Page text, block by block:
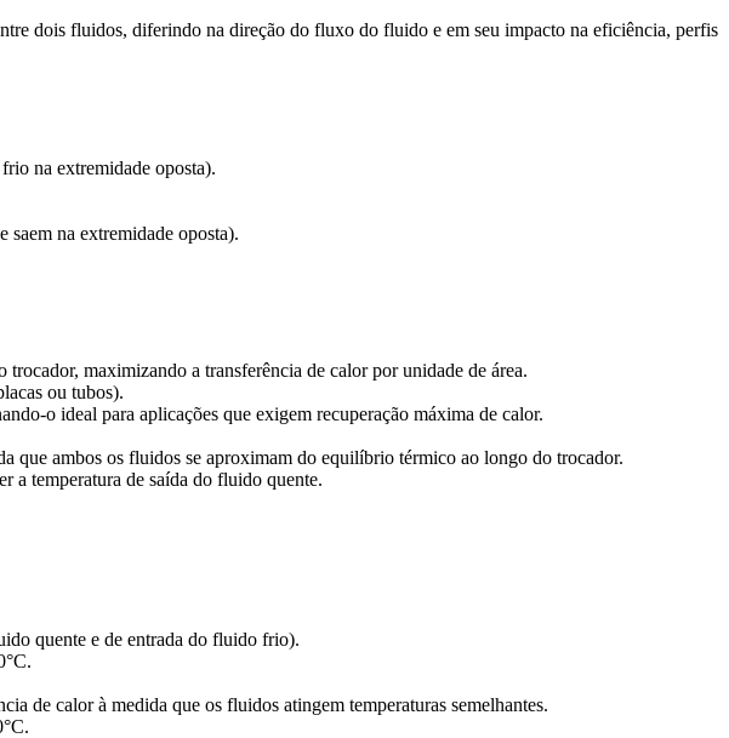
dois fluidos, diferindo na direção do fluxo do fluido e em seu impacto na eficiência, perfis
na extremidade oposta).
na extremidade oposta).
maximizando a transferência de calor por unidade de área.
ou tubos).
o ideal para aplicações que exigem recuperação máxima de calor.
que ambos os fluidos se aproximam do equilíbrio térmico ao longo do trocador.
a temperatura de saída do fluido quente.
quente e de entrada do fluido frio).
de calor à medida que os fluidos atingem temperaturas semelhantes.